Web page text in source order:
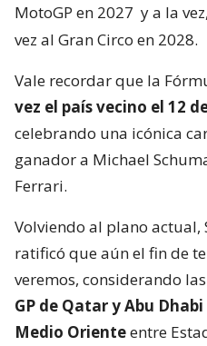
MotoGP en 2027 y a la
vez al Gran Circo en 2028.
Vale recordar que la
vez el país vecino el 12
celebrando una icónica
ganador a Michael
Ferrari.
Volviendo al plano actual,
ratificó que aún el fin de
veremos, considerando
GP de Qatar y Abu
Medio Orienteentre